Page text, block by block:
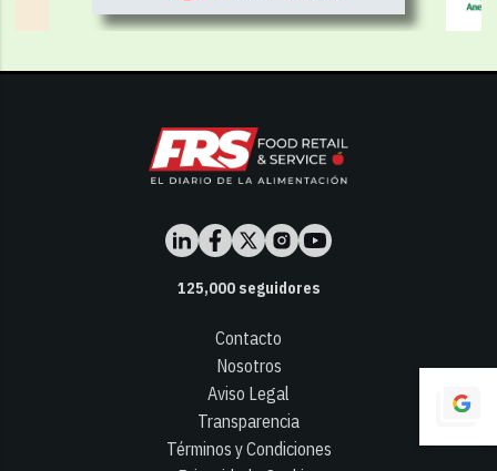
125,000seguidores
Contacto
Nosotros
Aviso Legal
Transparencia
Términos y Condiciones